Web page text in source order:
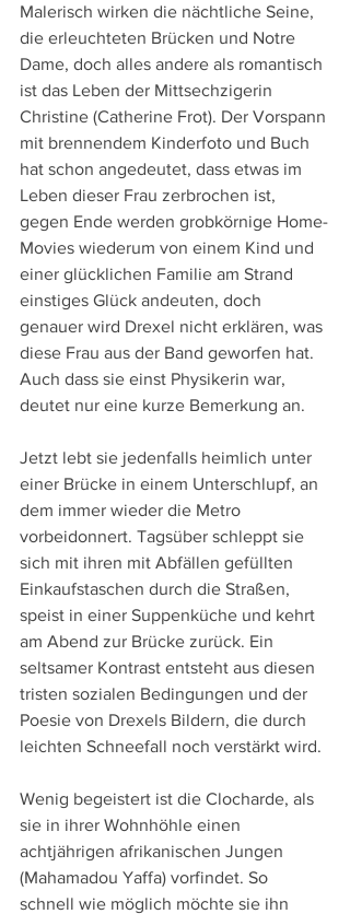
Malerisch wirken die nächtliche Seine,
die erleuchteten Brücken und Notre
Dame, doch alles andere als romantisch
ist das Leben der Mittsechzigerin
Christine (Catherine Frot). Der Vorspann
mit brennendem Kinderfoto und Buch
hat schon angedeutet, dass etwas im
Leben dieser Frau zerbrochen ist,
gegen Ende werden grobkörnige Home-
Movies wiederum von einem Kind und
einer glücklichen Familie am Strand
einstiges Glück andeuten, doch
genauer wird Drexel nicht erklären, was
diese Frau aus der Band geworfen hat.
Auch dass sie einst Physikerin war,
deutet nur eine kurze Bemerkung an.
Jetzt lebt sie jedenfalls heimlich unter
einer Brücke in einem Unterschlupf, an
dem immer wieder die Metro
vorbeidonnert. Tagsüber schleppt sie
sich mit ihren mit Abfällen gefüllten
Einkaufstaschen durch die Straßen,
speist in einer Suppenküche und kehrt
am Abend zur Brücke zurück. Ein
seltsamer Kontrast entsteht aus diesen
tristen sozialen Bedingungen und der
Poesie von Drexels Bildern, die durch
leichten Schneefall noch verstärkt wird.
Wenig begeistert ist die Clocharde, als
sie in ihrer Wohnhöhle einen
achtjährigen afrikanischen Jungen
(Mahamadou Yaffa) vorfindet. So
schnell wie möglich möchte sie ihn